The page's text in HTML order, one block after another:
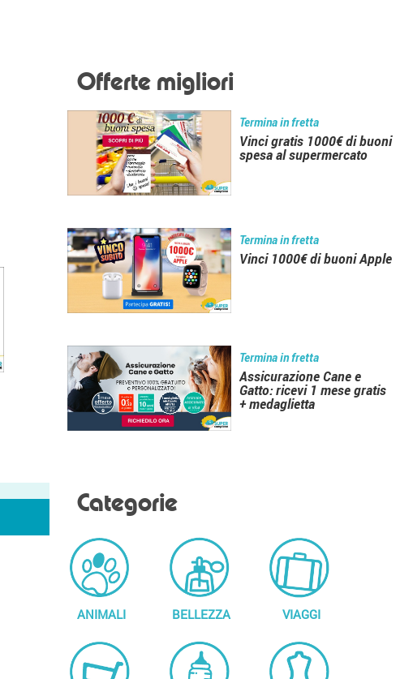
Offerte migliori
Termina in fretta
Vinci gratis 1000€ di buoni
spesa al supermercato
Termina in fretta
Vinci 1000€ di buoni Apple
Termina in fretta
Assicurazione Cane e
Gatto: ricevi 1 mese gratis
+ medaglietta
Categorie
ANIMALI BELLEZZA VIAGGI